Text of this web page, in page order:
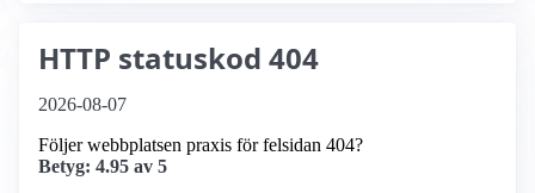
HTTP statuskod 404
2026-08-07
Följer webbplatsen praxis för felsidan 404?
Betyg: 4.95 av 5